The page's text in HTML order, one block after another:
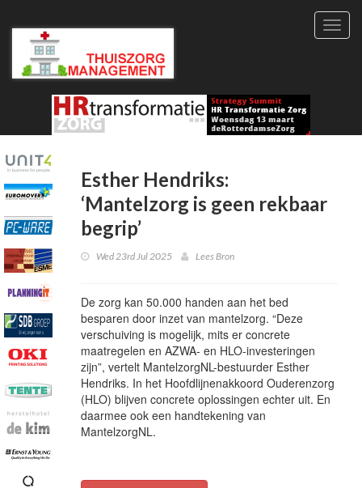
Esther Hendriks:
‘Mantelzorg is geen rekbaar
begrip’
Wed 23rd Jul 2025 Lees Bron
De zorg kan 50.000 handen aan het bed
besparen door inzet van mantelzorg. “Deze
verschuiving is mogelijk, mits er concrete
maatregelen en AZWA- en HLO-investeringen
zijn”, vertelt MantelzorgNL-bestuurder Esther
Hendriks. In het Hoofdlijnenakkoord Ouderenzorg
(HLO) blijven concrete oplossingen echter uit. En
daarmee ook een handtekening van
MantelzorgNL.